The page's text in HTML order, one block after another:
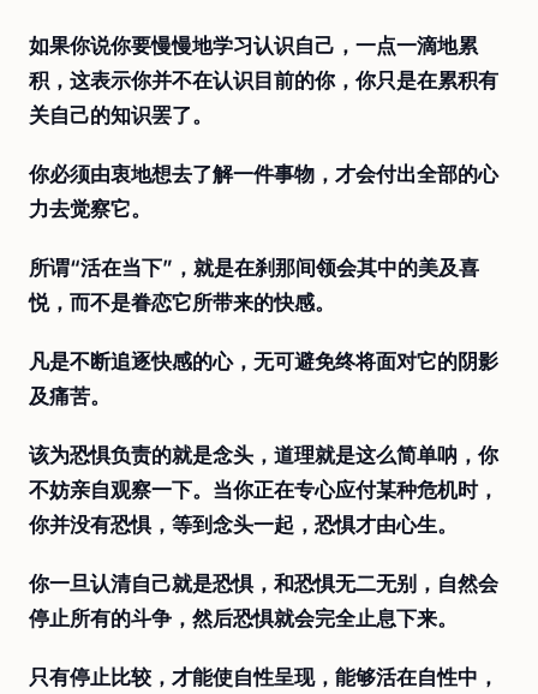
如果你说你要慢慢地学习认识自己，一点一滴地累
积，这表示你并不在认识目前的你，你只是在累积有
关自己的知识罢了。
你必须由衷地想去了解一件事物，才会付出全部的心
力去觉察它。
所谓“活在当下”，就是在刹那间领会其中的美及喜
悦，而不是眷恋它所带来的快感。
凡是不断追逐快感的心，无可避免终将面对它的阴影
及痛苦。
该为恐惧负责的就是念头，道理就是这么简单呐，你
不妨亲自观察一下。当你正在专心应付某种危机时，
你并没有恐惧，等到念头一起，恐惧才由心生。
你一旦认清自己就是恐惧，和恐惧无二无别，自然会
停止所有的斗争，然后恐惧就会完全止息下来。
只有停止比较，才能使自性呈现，能够活在自性中，